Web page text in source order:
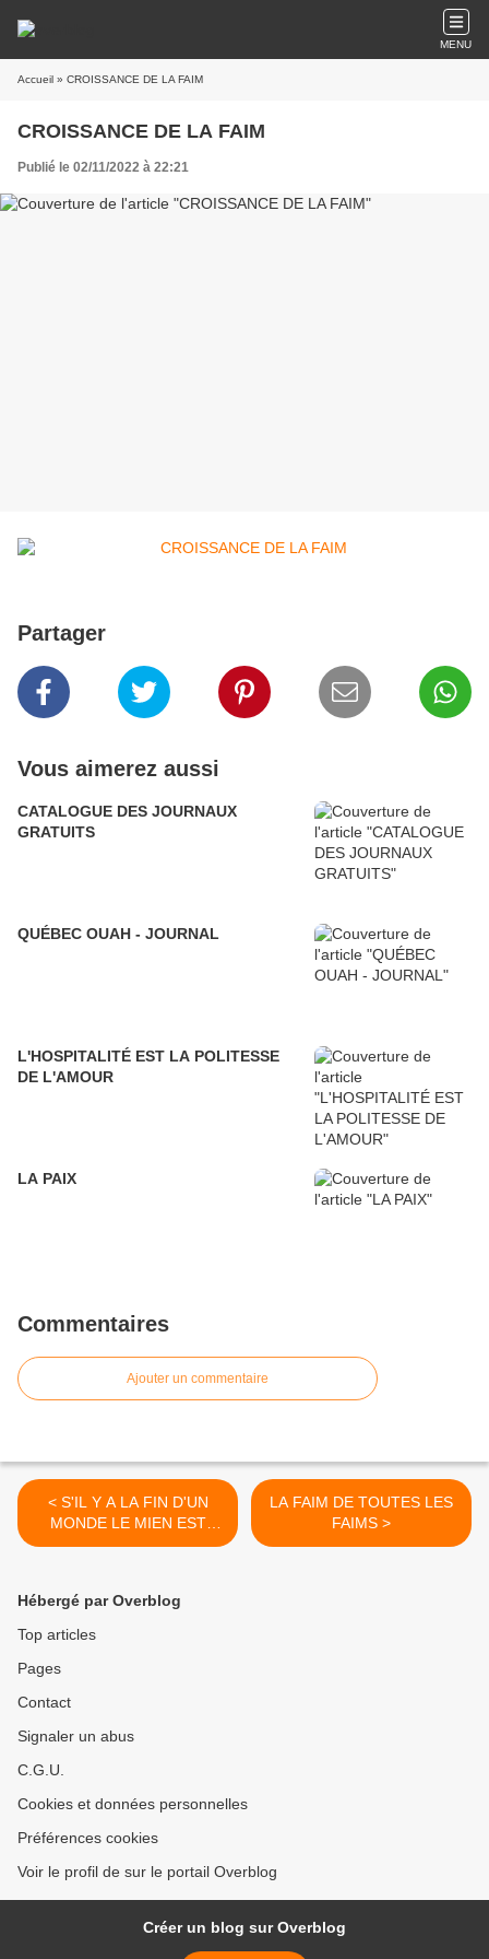
MENU
Accueil » CROISSANCE DE LA FAIM
CROISSANCE DE LA FAIM
Publié le 02/11/2022 à 22:21
Partager
Vous aimerez aussi
CATALOGUE DES JOURNAUX
GRATUITS
QUÉBEC OUAH - JOURNAL
L'HOSPITALITÉ EST LA POLITESSE
DE L'AMOUR
LA PAIX
Commentaires
Ajouter un commentaire
< S'IL Y A LA FIN D'UN
MONDE LE MIEN EST
ÉTERNEL
LA FAIM DE TOUTES LES
FAIMS >
Hébergé par Overblog
Top articles
Pages
Contact
Signaler un abus
C.G.U.
Cookies et données personnelles
Préférences cookies
Voir le profil de sur le portail Overblog
Créer un blog sur Overblog